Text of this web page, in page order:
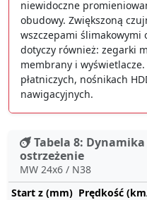
niewidoczne
obudowy. Zwiększoną
wszczepami ślimakowymi
dotyczy również: zegarki
membrany i
płatniczych, nośnikach
nawigacyjnych.
Tabela 8:
ostrzeżenie
MW 24x6 / N38
Start z (mm) Prędkość